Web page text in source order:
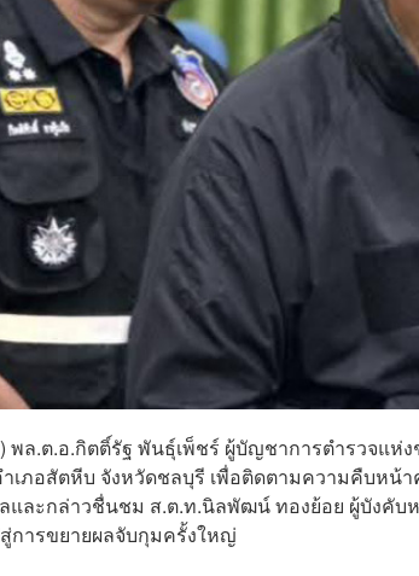
ล.ต.อ.กิตติ์รัฐ พันธุ์เพ็ชร์ ผู้บัญชาการตำรวจแห่ง
เภอสัตหีบ จังหวัดชลบุรี เพื่อติดตามความคืบหน้
และกล่าวชื่นชม ส.ต.ท.นิลพัฒน์ ทองย้อย ผู้บังคับ
การขยายผลจับกุมครั้งใหญ่